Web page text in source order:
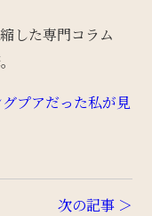
した専門コラム
プアだった私が見
次の記事 ＞